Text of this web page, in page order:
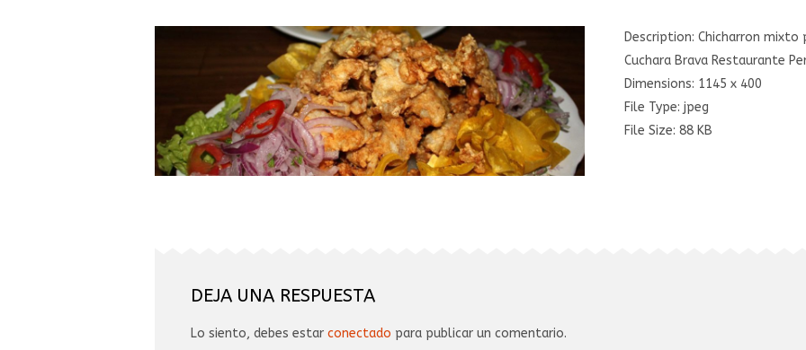
Description: Chicharron mixto
Cuchara Brava Restaurante
Dimensions: 1145 x 400
File Type: jpeg
File Size: 88 KB
DEJA UNA RESPUESTA
Lo siento, debes estar conectado para publicar un comentario.